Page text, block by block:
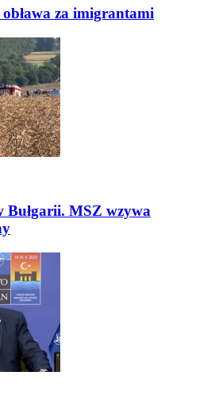
za imigrantami
Bułgarii. MSZ wzywa